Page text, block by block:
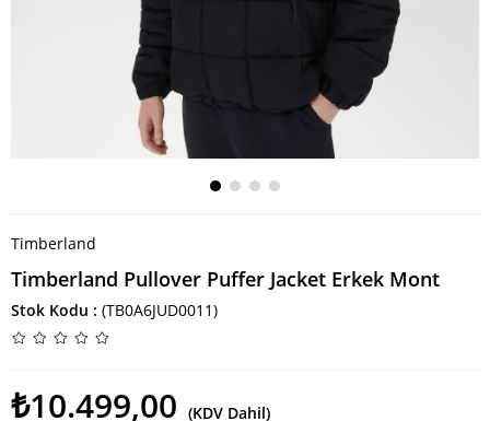
Timberland
Timberland Pullover Puffer Jacket Erkek Mont
Stok Kodu (TB0A6JUD0011)
₺10.499,00 (KDV Dahil)